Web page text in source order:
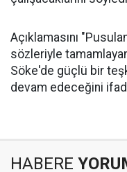
Açıklamasını
sözleriyle
Söke'de güçlü bir
devam edeceğini
HABERE